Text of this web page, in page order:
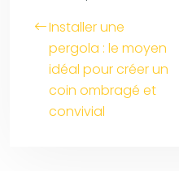
Installer une
pergola : le moyen
idéal pour créer un
coin ombragé et
convivial